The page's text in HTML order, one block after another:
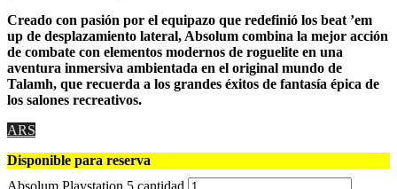
Creado con pasión por el equipazo que redefinió los beat ’em
up de desplazamiento lateral, Absolum combina la mejor acción
de combate con elementos modernos de roguelite en una
aventura inmersiva ambientada en el original mundo de
Talamh, que recuerda a los grandes éxitos de fantasía épica de
los salones recreativos.
ARS
Disponible para reserva
Absolum Playstation 5 cantidad